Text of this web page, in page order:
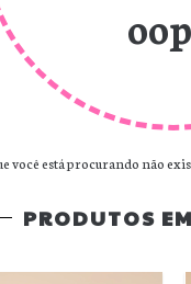
você está procurando não
PRODUTOS